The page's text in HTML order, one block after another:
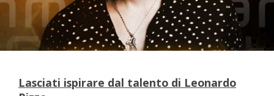
Lasciati ispirare dal talento di Leonardo